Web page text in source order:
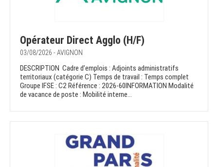
Opérateur Direct Agglo (H/F)
03/08/2026 - AVIGNON
DESCRIPTION Cadre d’emplois : Adjoints administratifs
territoriaux (catégorie C) Temps de travail : Temps complet
Groupe IFSE : C2 Référence : 2026-60INFORMATION Modalité
de vacance de poste : Mobilité interne...